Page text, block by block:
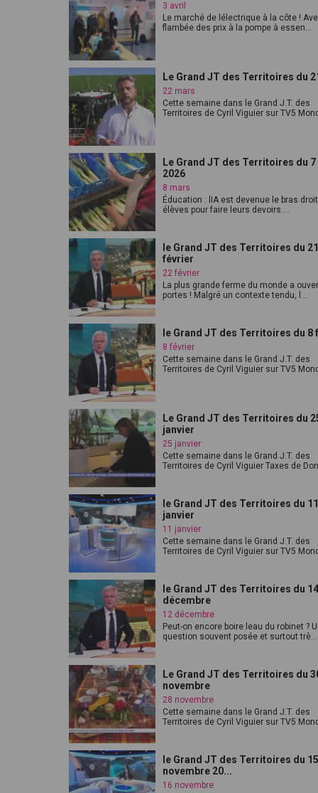
3 avril
Le marché de lélectrique à la côte !
flambée des prix à la pompe à essen...
Le Grand JT des Territoires du
22 mars
Cette semaine dans le Grand J.T. des
Territoires de Cyril Viguier sur TV5
Le Grand JT des Territoires du
2026
8 mars
Éducation : lIA est devenue le bras
élèves pour faire leurs devoirs....
le Grand JT des Territoires du 21
février
22 février
La plus grande ferme du monde a
portes ! Malgré un contexte tendu, l...
le Grand JT des Territoires du 8
8 février
Cette semaine dans le Grand J.T. des
Territoires de Cyril Viguier sur TV5
Le Grand JT des Territoires du
janvier
25 janvier
Cette semaine dans le Grand J.T. des
Territoires de Cyril Viguier Taxes de
le Grand JT des Territoires du 11
janvier
11 janvier
Cette semaine dans le Grand J.T. des
Territoires de Cyril Viguier sur TV5
le Grand JT des Territoires du 14
décembre
12 décembre
Peut-on encore boire leau du robinet ?
question souvent posée et surtout trè...
Le Grand JT des Territoires du
novembre
28 novembre
Cette semaine dans le Grand J.T. des
Territoires de Cyril Viguier sur TV5
le Grand JT des Territoires du 15
novembre 20...
16 novembre